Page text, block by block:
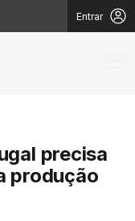
Entrar
precisa
produção